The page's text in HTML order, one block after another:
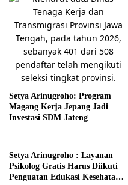
Setya Arinugroho: Program
Magang Kerja Jepang Jadi
Investasi SDM Jateng
Setya Arinugroho : Layanan
Psikolog Gratis Harus Diikuti
Penguatan Edukasi Kesehatan